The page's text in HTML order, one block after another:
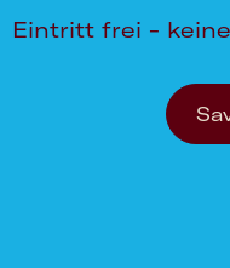
Eintritt frei -